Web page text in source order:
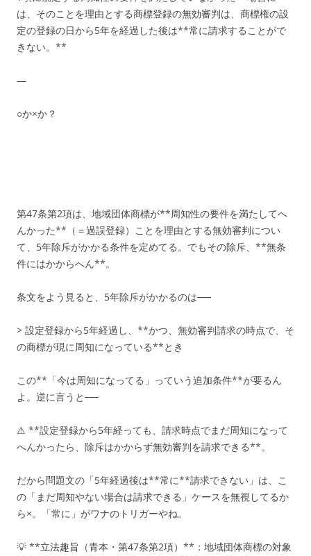
は、そのことを理由とする商標登録の無効審判は、商標権の設
定の登録の日から5年を経過した後は**常に請求することがで
きない。**
—
○か×か？
第47条第2項は、地域団体商標が**周知性の要件を満たしてへ
んかった**（＝過誤登録）ことを理由とする無効審判につい
て、5年除斥がかかる条件を定めてる。でもその除斥、**無条
件にはかからへん**。
条文をよう見ると、5年除斥がかかるのは──
> 設定登録から5年経過し、**かつ、無効審判請求の時点で、そ
の商標が現に周知になっている**とき
この**「今は周知になってる」っていう追加条件**が要るん
よ。逆に言うと──
⚠ **設定登録から5年経っても、請求時点でまだ周知になって
へんかったら、除斥はかからず無効審判を請求できる**。
だから問題文の「5年経過後は**常に**請求できない」は、こ
の「まだ周知やない場合は請求できる」ケースを無視してるか
ら×。「常に」がワナのトリガーやね。
💡 **立法趣旨（青本・第47条第2項）**：地域団体商標の対象